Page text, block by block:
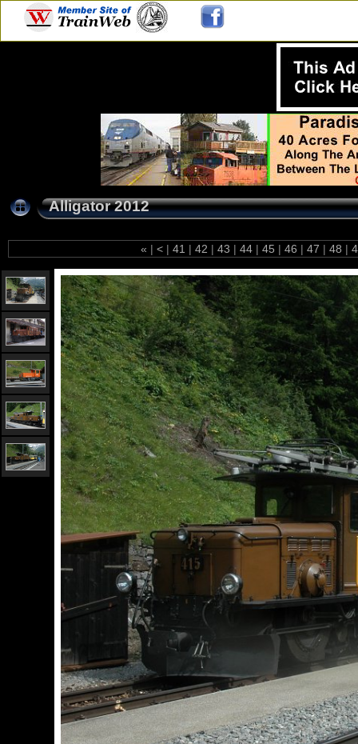
Alligator 2012
« | < | 41 | 42 | 43 | 44 | 45 | 46 | 47 | 48 |